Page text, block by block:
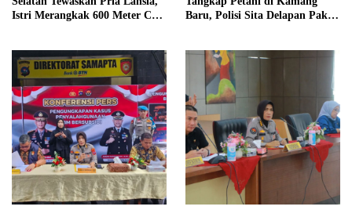
Istri Merangkak 600 Meter Cari
Baru, Polisi Sita Delapan Paket